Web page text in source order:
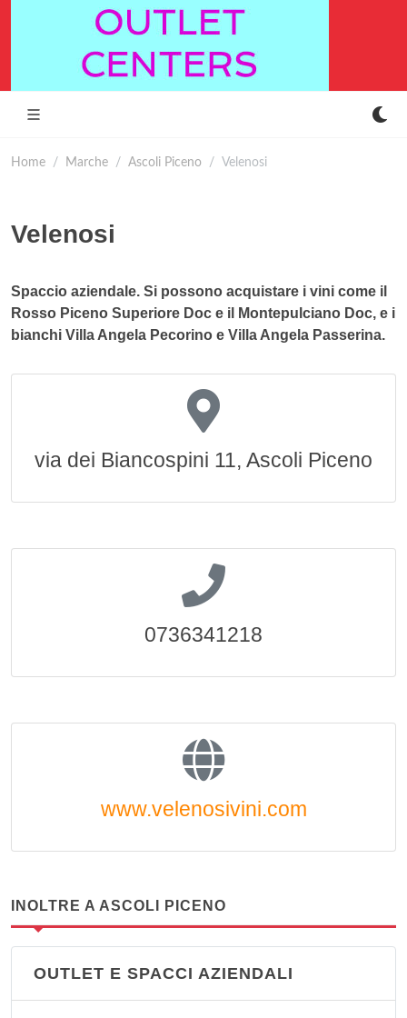
Home Marche Ascoli Piceno Velenosi
Velenosi
Spaccio aziendale. Si possono acquistare i vini come il
Rosso Piceno Superiore Doc e il Montepulciano Doc, e i
bianchi Villa Angela Pecorino e Villa Angela Passerina.
via dei Biancospini 11, Ascoli Piceno
0736341218
www.velenosivini.com
INOLTRE A ASCOLI PICENO
OUTLET E SPACCI AZIENDALI